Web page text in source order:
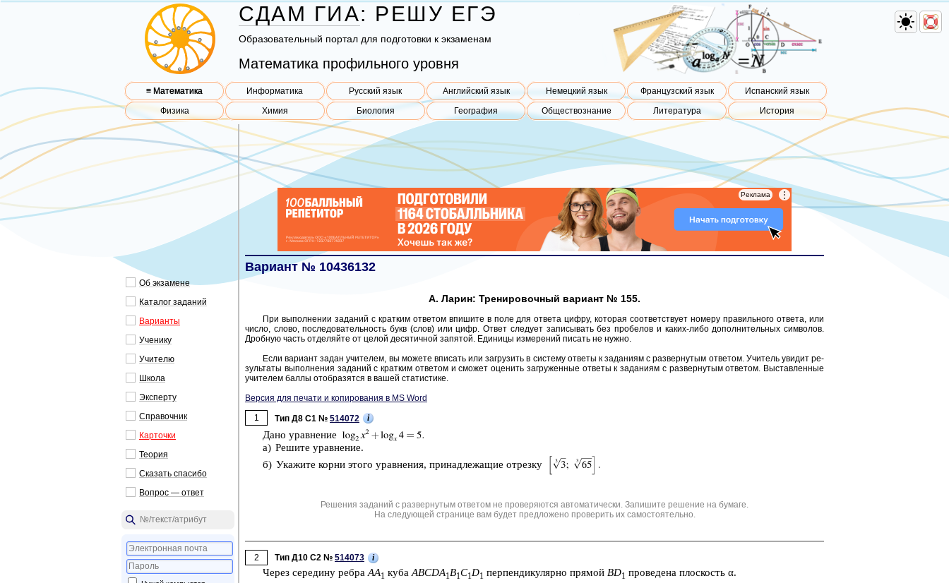
СДАМ ГИА: РЕШУ ЕГЭ
Об­ра­зо­ва­тель­ный пор­тал для под­го­тов­ки к эк­за­ме­нам
Математика профильного уровня
≡ Математика Информатика Русский язык Английский язык Немецкий язык Французский язык
Испанский язык
Физика
Химия Биология География Обществознание Литература История
Об эк­за­ме­не
Ка­та­лог за­да­ний
Ва­ри­ан­ты
Уче­ни­ку
Учи­те­лю
Школа
Экс­пер­ту
Спра­воч­ник
Кар­точ­ки
Тео­рия
Ска­зать спа­си­бо
Во­прос — ответ
⋮
Реклама ⋮
Реклама
Вариант № 10436132
А. Ларин: Тренировочный вариант № 155.
При вы­пол­не­нии за­да­ний с крат­ким от­ве­том впи­ши­те в поле для от­ве­та цифру, ко­то­рая со­от­вет­ству­ет но­ме­ру пра­виль­но­го от­ве­та, или
число, слово, по­сле­до­ва­тель­ность букв (слов) или цифр. Ответ сле­ду­ет за­пи­сы­вать без про­бе­лов и каких-либо до­пол­ни­тель­ных сим­во­лов.
Дроб­ную часть от­де­ляй­те от целой де­ся­тич­ной за­пя­той. Еди­ни­цы из­ме­ре­ний пи­сать не нужно.
Если ва­ри­ант задан учи­те­лем, вы мо­же­те впи­сать или за­гру­зить в си­сте­му от­ве­ты к за­да­ни­ям с раз­вер­ну­тым от­ве­том. Учи­тель уви­дит ре­
зуль­та­ты вы­пол­не­ния за­да­ний с крат­ким от­ве­том и смо­жет оце­нить за­гру­жен­ные от­ве­ты к за­да­ни­ям с раз­вер­ну­тым от­ве­том. Вы­став­лен­ные
учи­те­лем баллы отоб­ра­зят­ся в вашей ста­ти­сти­ке.
Версия для печати и копирования в MS Word
1
Тип Д8 C1 № 514072 i
Дано урав­не­ние
а) Ре­ши­те урав­не­ние.
б) Ука­жи­те корни этого урав­не­ния, при­над­ле­жа­щие от­рез­ку
Решения заданий с развернутым ответом не проверяются автоматически. Запишите решение на бумаге.
На следующей странице вам будет предложено проверить их самостоятельно.
2 Тип Д10 C2 № 514073 i
Через се­ре­ди­ну ребра AA1 куба ABCDA1 B1C1 D1 пер­пен­ди­ку­ляр­но пря­мой ВD1 про­ве­де­на плос­кость α.